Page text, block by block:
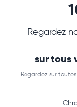
Regardez
sur tous
Regardez sur toutes